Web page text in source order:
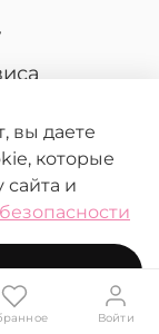
вы даете
которые
и
Войти